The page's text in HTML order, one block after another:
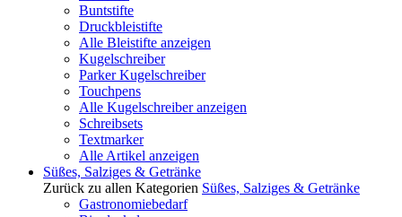
Buntstifte
Druckbleistifte
Alle Bleistifte anzeigen
Kugelschreiber
Parker Kugelschreiber
Touchpens
Alle Kugelschreiber anzeigen
Schreibsets
Textmarker
Alle Artikel anzeigen
Süßes, Salziges & Getränke
Zurück zu allen Kategorien Süßes, Salziges & Getränke
Gastronomiebedarf